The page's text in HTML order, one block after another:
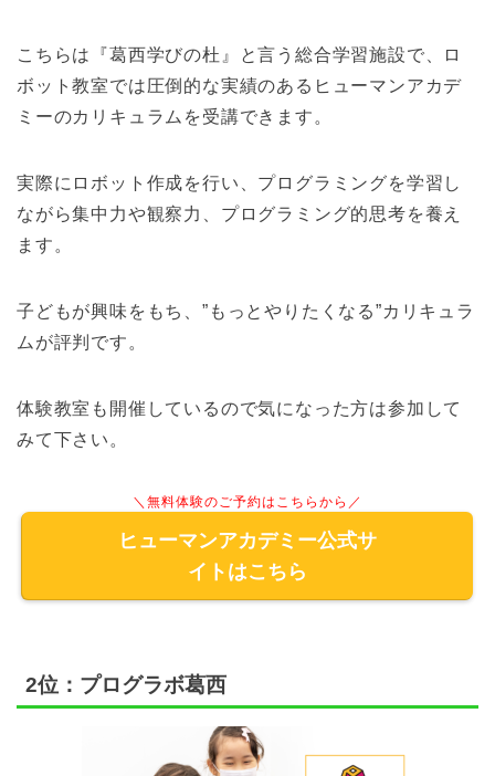
こちらは『葛西学びの杜』と言う総合学習施設で、ロ
ボット教室では圧倒的な実績のあるヒューマンアカデ
ミーのカリキュラムを受講できます。
実際にロボット作成を行い、プログラミングを学習し
ながら集中力や観察力、プログラミング的思考を養え
ます。
子どもが興味をもち、”もっとやりたくなる”カリキュラ
ムが評判です。
体験教室も開催しているので気になった方は参加して
みて下さい。
＼無料体験のご予約はこちらから／
ヒューマンアカデミー公式サ
イトはこちら
2位：プログラボ葛西